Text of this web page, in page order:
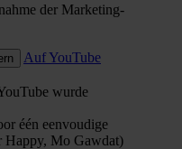
der Marketing-
Auf YouTube
wurde
één eenvoudige
Happy, Mo Gawdat)